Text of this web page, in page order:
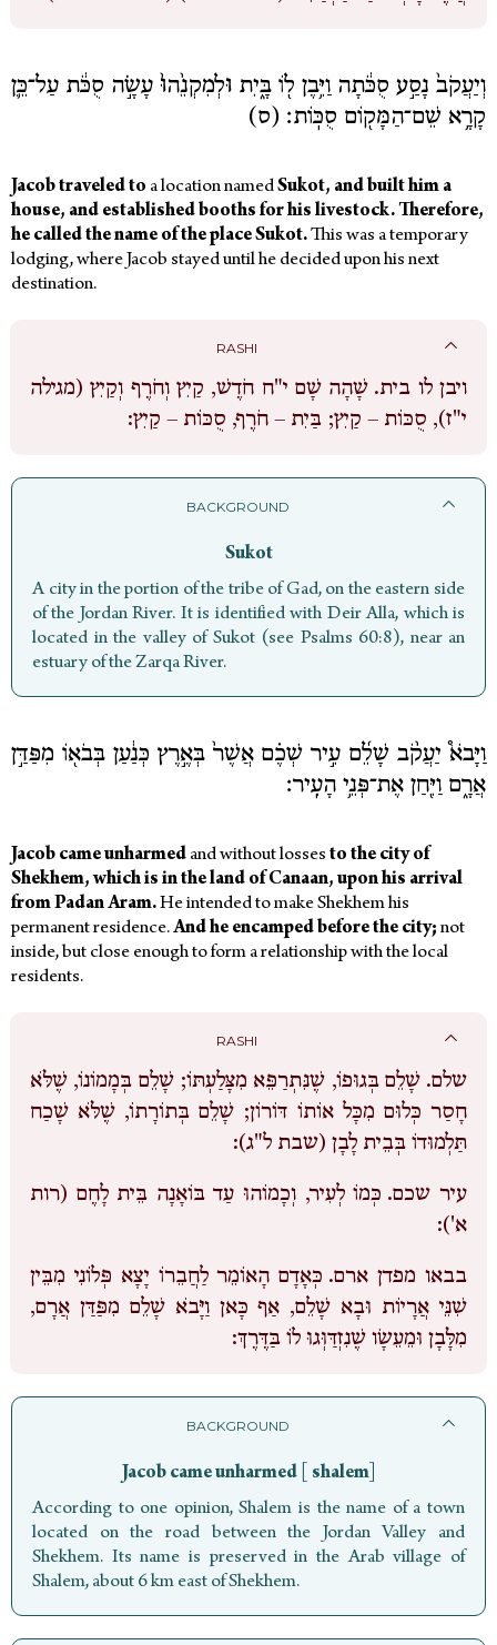
וְיַעֲקֹב֙ נָסַ֣ע סֻכֹּ֔תָה וַיִּ֥בֶן ל֖וֹ בָּ֑יִת וּלְמִקְנֵ֙הוּ֙ עָשָׂ֣ה סֻכֹּ֔ת עַל־כֵּ֛ן
קָרָ֥א שֵׁם־הַמָּק֖וֹם סֻכּֽוֹת׃ (ס)
Jacob traveled to a location namedSukot, and built him a
house, and established booths for his livestock. Therefore,
he called the name of the place Sukot.This was a temporary
lodging, where Jacob stayed until he decided upon his next
destination.
RASHI
ויבן לו בית. שָׁהָה שָׁם י"ח חֹדֶשׁ, קַיִץ וְחֹרֶף וְקַיִץ (מגילה
י"ז), סֻכּוֹת – קַיִץ; בַּיִת – חֹרֶף, סֻכּוֹת – קַיִץ:
BACKGROUND
Sukot
A city in the portion of the tribe of Gad, on the eastern side
of the Jordan River. It is identified with Deir Alla, which is
located in the valley of Sukot (see Psalms 60:8), near an
estuary of the Zarqa River.
וַיָּבֹא֩ יַעֲקֹ֨ב שָׁלֵ֜ם עִ֣יר שְׁכֶ֗ם אֲשֶׁר֙ בְּאֶ֣רֶץ כְּנַ֔עַן בְּבֹא֖וֹ מִפַּדַּ֣ן
אֲרָ֑ם וַיִּ֖חַן אֶת־פְּנֵ֥י הָעִֽיר׃
Jacob came unharmed and without losses to the city of
Shekhem,which is in the land of Canaan, upon his arrival
from Padan Aram.He intended to make Shekhem his
permanent residence.And he encamped before the city; not
inside, but close enough to form a relationship with the local
residents.
RASHI
שלם. שָׁלֵם בְּגוּפוֹ, שֶׁנִּתְרַפֵּא מִצָּלַעְתּוֹ; שָׁלֵם בְּמָמוֹנוֹ, שֶׁלֹּא
חָסַר כְּלוּם מִכָּל אוֹתוֹ דּוֹרוֹן; שָׁלֵם בְּתוֹרָתוֹ, שֶׁלֹּא שָׁכַח
תַּלְמוּדוֹ בְּבֵית לָבָן (שבת ל"ג):
עיר שכם. כְּמוֹ לְעִיר, וְכָמוֹהוּ עַד בּוֹאָנָה בֵּית לָחֶם (רות
א'):
בבאו מפדן ארם. כְּאָדָם הָאוֹמֵר לַחֲבֵרוֹ יָצָא פְּלוֹנִי מִבֵּין
שִׁנֵּי אֲרָיוֹת וּבָא שָׁלֵם, אַף כָּאן וַיָּבֹא שָׁלֵם מִפַּדַּן אֲרָם,
מִלָּבָן וּמֵעֵשָׂו שֶׁנִזְדַּוְּגוּ לוֹ בַּדֶּרֶךְ:
BACKGROUND
Jacob came unharmed [ shalem]
According to one opinion, Shalem is the name of a town
located on the road between the Jordan Valley and
Shekhem. Its name is preserved in the Arab village of
Shalem, about 6 km east of Shekhem.